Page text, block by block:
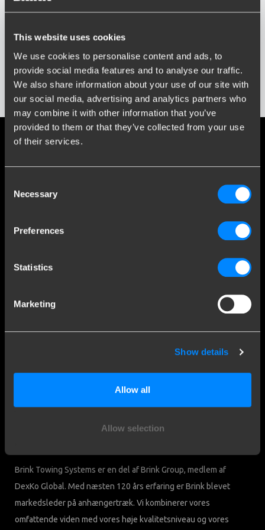
This website uses cookies
We use cookies to personalise content and ads, to
provide social media features and to analyse our traffic.
We also share information about your use of our site with
our social media, advertising and analytics partners who
may combine it with other information that you’ve
provided to them or that they’ve collected from your use
of their services.
Selection
Necessary
Preferences
Statistics
Marketing
Show details
Allow all
Allow selection
Skriv eller vælg model...
Produktionsår
Indtast eller vælg byggeår...
Sociale medier
Hold dig orienteret om vores seneste udvikling
Mere end 120 års ekspertise
Siden 1903 er Brink vokset fra en lille smedje til verdensførende
Kundeservice
Forbehold
Brink Towing Systems er en del af Brink Group, medlem af
DexKo Global. Med næsten 120 års erfaring er Brink blevet
markedsleder på anhængertræk. Vi kombinerer vores
omfattende viden med vores høje kvalitetsniveau og vores